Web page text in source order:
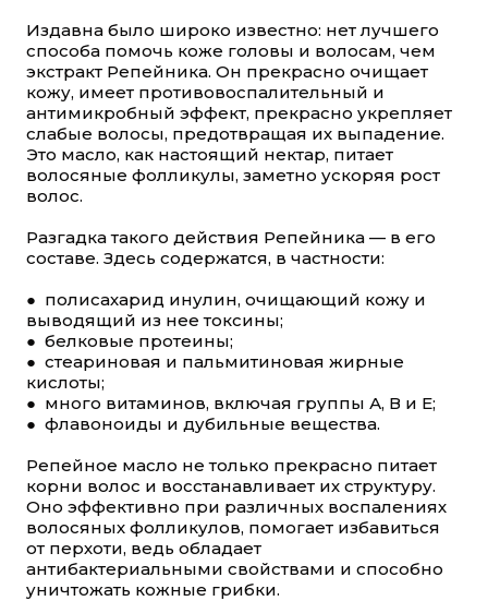
Издавна было широко известно: нет лучшего
способа помочь коже головы и волосам, чем
экстракт Репейника. Он прекрасно очищает
кожу, имеет противовоспалительный и
антимикробный эффект, прекрасно укрепляет
слабые волосы, предотвращая их выпадение.
Это масло, как настоящий нектар, питает
волосяные фолликулы, заметно ускоряя рост
волос.
Разгадка такого действия Репейника — в его
составе. Здесь содержатся, в частности:
● полисахарид инулин, очищающий кожу и
выводящий из нее токсины;
● белковые протеины;
● стеариновая и пальмитиновая жирные
кислоты;
● много витаминов, включая группы А, В и Е;
● флавоноиды и дубильные вещества.
Репейное масло не только прекрасно питает
корни волос и восстанавливает их структуру.
Оно эффективно при различных воспалениях
волосяных фолликулов, помогает избавиться
от перхоти, ведь обладает
антибактериальными свойствами и способно
уничтожать кожные грибки.